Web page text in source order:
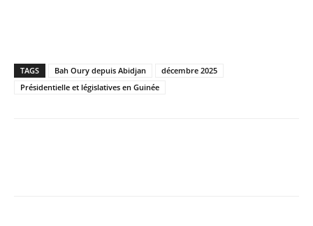
TAGS Bah Oury depuis Abidjan
décembre 2025
Présidentielle et législatives en Guinée